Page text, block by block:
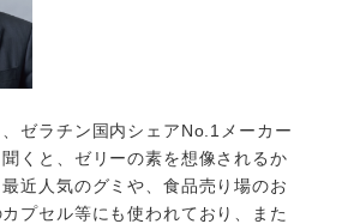
ゼラチン国内シェアNo.1メーカー
くと、ゼリーの素を想像されるか
近人気のグミや、食品売り場のお
プセル等にも使われており、また